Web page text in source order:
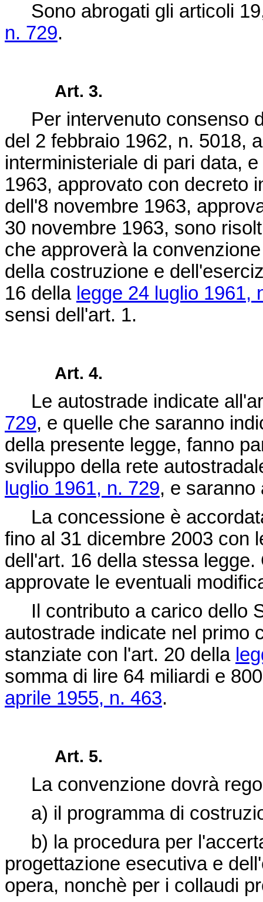
Sono abrogati gli articoli
n. 729.
Art. 3.
Per intervenuto consenso
del 2 febbraio 1962, n. 5018,
interministeriale di pari data,
1963, approvato con decreto
dell'8 novembre 1963,
30 novembre 1963, sono
che approverà la
della costruzione e
16 della legge 24 luglio 1961,
sensi dell'art. 1.
Art. 4.
Le autostrade indicate
729, e quelle che saranno
della presente legge, fanno
sviluppo della rete
luglio 1961, n. 729, e saranno
La concessione è
fino al 31 dicembre 2003 con
dell'art. 16 della stessa
approvate le eventuali
Il contributo a carico dello
autostrade indicate nel primo
stanziate con l'art. 20 della
somma di lire 64 miliardi e
aprile 1955, n. 463.
Art. 5.
La convenzione dovrà
a) il programma di
b) la procedura per
progettazione esecutiva e
opera, nonchè per i collaudi